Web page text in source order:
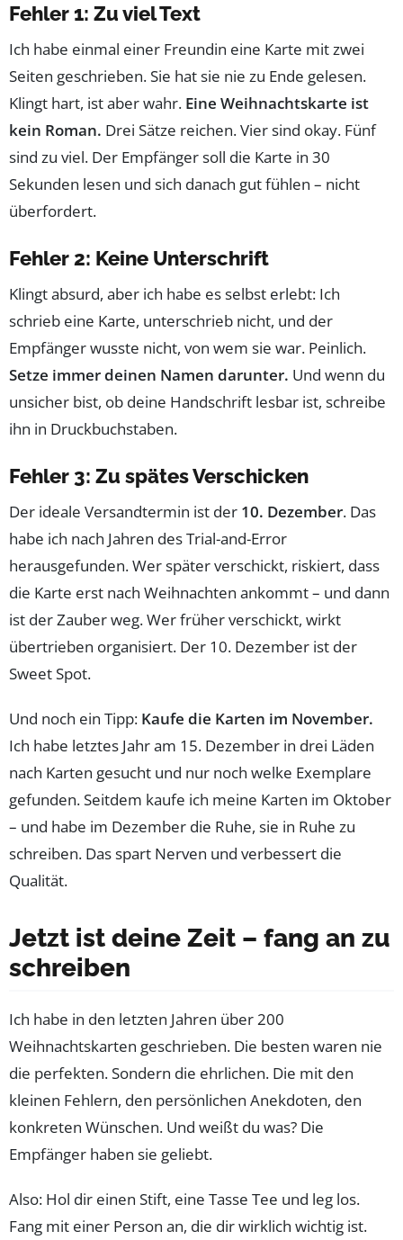
Fehler 1: Zu viel Text
Ich habe einmal einer Freundin eine Karte mit zwei
Seiten geschrieben. Sie hat sie nie zu Ende gelesen.
Klingt hart, ist aber wahr. Eine Weihnachtskarte ist
kein Roman. Drei Sätze reichen. Vier sind okay. Fünf
sind zu viel. Der Empfänger soll die Karte in 30
Sekunden lesen und sich danach gut fühlen – nicht
überfordert.
Fehler 2: Keine Unterschrift
Klingt absurd, aber ich habe es selbst erlebt: Ich
schrieb eine Karte, unterschrieb nicht, und der
Empfänger wusste nicht, von wem sie war. Peinlich.
Setze immer deinen Namen darunter. Und wenn du
unsicher bist, ob deine Handschrift lesbar ist, schreibe
ihn in Druckbuchstaben.
Fehler 3: Zu spätes Verschicken
Der ideale Versandtermin ist der 10. Dezember. Das
habe ich nach Jahren des Trial-and-Error
herausgefunden. Wer später verschickt, riskiert, dass
die Karte erst nach Weihnachten ankommt – und dann
ist der Zauber weg. Wer früher verschickt, wirkt
übertrieben organisiert. Der 10. Dezember ist der
Sweet Spot.
Und noch ein Tipp: Kaufe die Karten im November.
Ich habe letztes Jahr am 15. Dezember in drei Läden
nach Karten gesucht und nur noch welke Exemplare
gefunden. Seitdem kaufe ich meine Karten im Oktober
– und habe im Dezember die Ruhe, sie in Ruhe zu
schreiben. Das spart Nerven und verbessert die
Qualität.
Jetzt ist deine Zeit – fang an zu
schreiben
Ich habe in den letzten Jahren über 200
Weihnachtskarten geschrieben. Die besten waren nie
die perfekten. Sondern die ehrlichen. Die mit den
kleinen Fehlern, den persönlichen Anekdoten, den
konkreten Wünschen. Und weißt du was? Die
Empfänger haben sie geliebt.
Also: Hol dir einen Stift, eine Tasse Tee und leg los.
Fang mit einer Person an, die dir wirklich wichtig ist.